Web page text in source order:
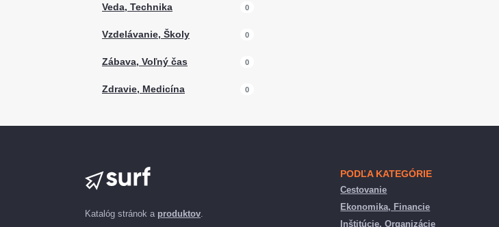
Veda, Technika 0
Vzdelávanie, Školy 0
Zábava, Voľný čas 0
Zdravie, Medicína 0
Katalóg stránok a produktov.
PODĽA KATEGÓRIE
Cestovanie
Ekonomika, Financie
Inštitúcie, Organizácie